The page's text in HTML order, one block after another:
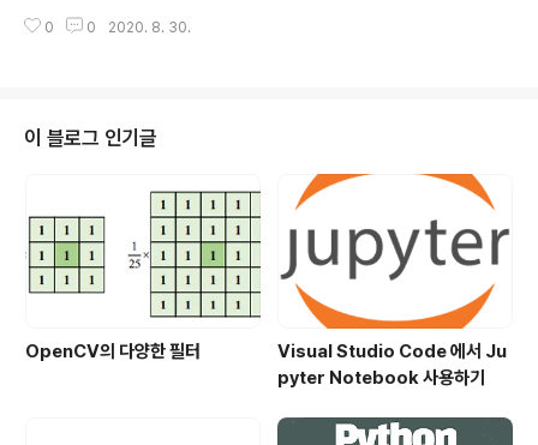
의한 사회 방언으로..
은 아래 내용이었다. 지난번에 번역 사항은 아래와 같이 번
어 번역 Rename S-heet... 시트 이름 변경하기(~H)...
번역시 주의점 외래어를 한국어로 번역을 할 때 룰이 명확
하지 않아서 제품의 고유명사 일 경우에는 영어 그대로 사
용한다. (예를 들어 method를 번역할 때 메서드라고 표현
할지 함수라고 표현할지 대한 정의..
0 0 2020. 8. 30.
이 블로그 인기글
OpenCV의 다양한 필터
Visual Studio Code 에서 Ju
pyter Notebook 사용하기